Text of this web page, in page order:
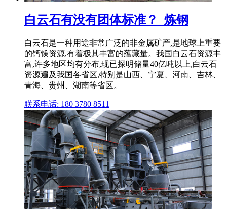
白云石有没有团体标准？_炼钢
白云石是一种用途非常广泛的非金属矿产,是地球上重要
的钙镁资源,有着极其丰富的蕴藏量。我国白云石资源丰
富,许多地区均有分布,现已探明储量40亿吨以上,白云石
资源遍及我国各省区,特别是山西、宁夏、河南、吉林、
青海、贵州、湖南等省区。
联系电话: 180 3780 8511